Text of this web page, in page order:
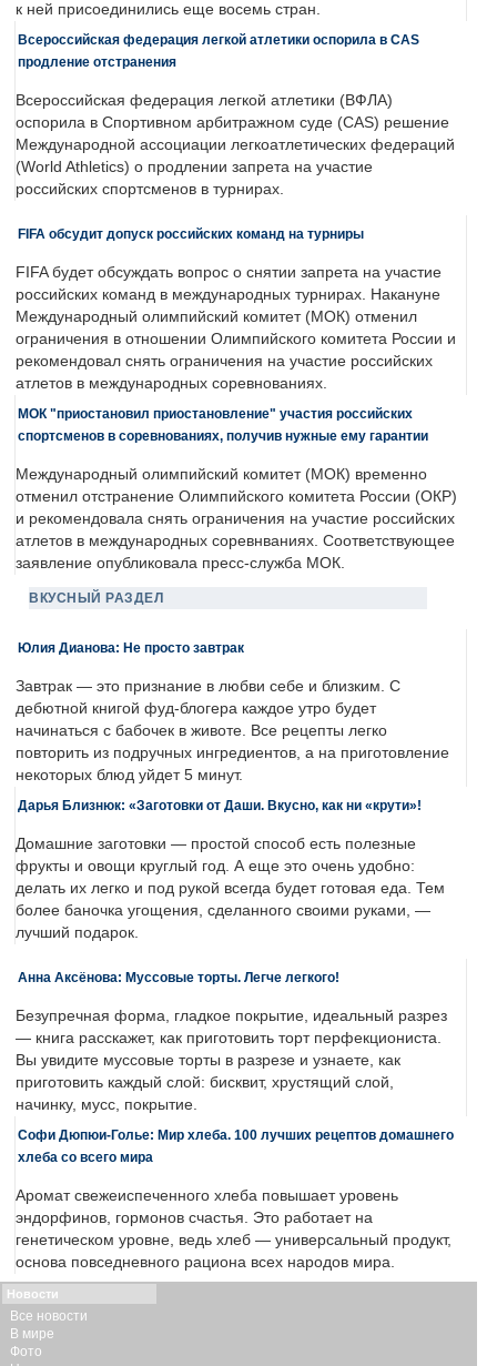
к ней присоединились еще восемь стран.
Всероссийская федерация легкой атлетики оспорила в CAS
продление отстранения
Всероссийская федерация легкой атлетики (ВФЛА)
оспорила в Спортивном арбитражном суде (CAS) решение
Международной ассоциации легкоатлетических федераций
(World Athletics) о продлении запрета на участие
российских спортсменов в турнирах.
FIFA обсудит допуск российских команд на турниры
FIFA будет обсуждать вопрос о снятии запрета на участие
российских команд в международных турнирах. Накануне
Международный олимпийский комитет (МОК) отменил
ограничения в отношении Олимпийского комитета России и
рекомендовал снять ограничения на участие российских
атлетов в международных соревнованиях.
МОК "приостановил приостановление" участия российских
спортсменов в соревнованиях, получив нужные ему гарантии
Международный олимпийский комитет (МОК) временно
отменил отстранение Олимпийского комитета России (ОКР)
и рекомендовала снять ограничения на участие российских
атлетов в международных соревнваниях. Соответствующее
заявление опубликовала пресс-служба МОК.
ВКУСНЫЙ РАЗДЕЛ
Юлия Дианова: Не просто завтрак
Завтрак — это признание в любви себе и близким. С
дебютной книгой фуд-блогера каждое утро будет
начинаться с бабочек в животе. Все рецепты легко
повторить из подручных ингредиентов, а на приготовление
некоторых блюд уйдет 5 минут.
Дарья Близнюк: «Заготовки от Даши. Вкусно, как ни «крути»!
Домашние заготовки — простой способ есть полезные
фрукты и овощи круглый год. А еще это очень удобно:
делать их легко и под рукой всегда будет готовая еда. Тем
более баночка угощения, сделанного своими руками, —
лучший подарок.
Анна Аксёнова: Муссовые торты. Легче легкого!
Безупречная форма, гладкое покрытие, идеальный разрез
— книга расскажет, как приготовить торт перфекциониста.
Вы увидите муссовые торты в разрезе и узнаете, как
приготовить каждый слой: бисквит, хрустящий слой,
начинку, мусс, покрытие.
Софи Дюпюи-Голье: Мир хлеба. 100 лучших рецептов домашнего
хлеба со всего мира
Аромат свежеиспеченного хлеба повышает уровень
эндорфинов, гормонов счастья. Это работает на
генетическом уровне, ведь хлеб — универсальный продукт,
основа повседневного рациона всех народов мира.
Новости
Все новости
В мире
Фото